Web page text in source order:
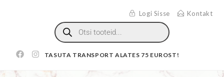
Logi Sisse Kontakt
TASUTA TRANSPORT ALATES 75 EUROST!